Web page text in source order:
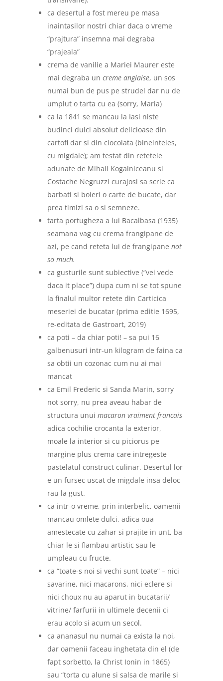
ca desertul a fost mereu pe masa
inaintasilor nostri chiar daca o vreme
“prajtura” insemna mai degraba
“prajeala”
crema de vanilie a Mariei Maurer este
mai degraba un creme anglaise, un sos
numai bun de pus pe strudel dar nu de
umplut o tarta cu ea (sorry, Maria)
ca la 1841 se mancau la Iasi niste
budinci dulci absolut delicioase din
cartofi dar si din ciocolata (bineinteles,
cu migdale); am testat din retetele
adunate de Mihail Kogalniceanu si
Costache Negruzzi curajosi sa scrie ca
barbati si boieri o carte de bucate, dar
prea timizi sa o si semneze.
tarta portugheza a lui Bacalbasa (1935)
seamana vag cu crema frangipane de
azi, pe cand reteta lui de frangipane not
so much.
ca gusturile sunt subiective (“vei vede
daca it place”) dupa cum ni se tot spune
la finalul multor retete din Carticica
meseriei de bucatar (prima editie 1695,
re-editata de Gastroart, 2019)
ca poti – da chiar poti! – sa pui 16
galbenusuri intr-un kilogram de faina ca
sa obtii un cozonac cum nu ai mai
mancat
ca Emil Frederic si Sanda Marin, sorry
not sorry, nu prea aveau habar de
structura unui macaron vraiment francais
adica cochilie crocanta la exterior,
moale la interior si cu piciorus pe
margine plus crema care intregeste
pastelatul construct culinar. Desertul lor
e un fursec uscat de migdale insa deloc
rau la gust.
ca intr-o vreme, prin interbelic, oamenii
mancau omlete dulci, adica oua
amestecate cu zahar si prajite in unt, ba
chiar le si flambau artistic sau le
umpleau cu fructe.
ca “toate-s noi si vechi sunt toate” – nici
savarine, nici macarons, nici eclere si
nici choux nu au aparut in bucatarii/
vitrine/ farfurii in ultimele decenii ci
erau acolo si acum un secol.
ca ananasul nu numai ca exista la noi,
dar oamenii faceau inghetata din el (de
fapt sorbetto, la Christ Ionin in 1865)
sau “torta cu alune si salsa de marile si